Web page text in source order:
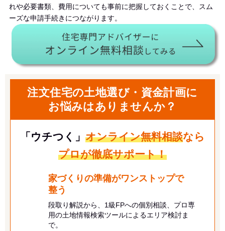
れや必要書類、費用についても事前に把握しておくことで、スム
ーズな申請手続きにつながります。
注文住宅の土地選び・資金計画に
お悩みはありませんか？
「ウチつく」 オンライン無料相談なら
プロが徹底サポート！
家づくりの準備がワンストップで
整う
段取り解説から、1級FPへの個別相談、プロ専
用の土地情報検索ツールによるエリア検討ま
で。